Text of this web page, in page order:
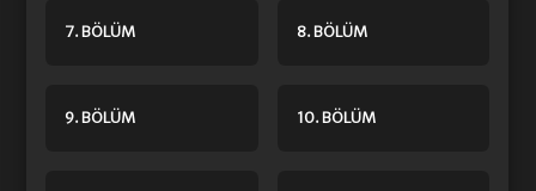
7. BÖLÜM 8. BÖLÜM
9. BÖLÜM 10. BÖLÜM